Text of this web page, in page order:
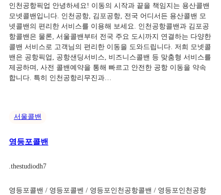
인천공항픽업 안녕하세요! 이동의 시작과 끝을 책임지는 용산콜밴
모넷콜밴입니다. 인천공항, 김포공항, 전국 어디서든 용산콜밴 모
넷콜밴의 편리한 서비스를 이용해 보세요. 인천공항콜밴과 김포공
항콜밴은 물론, 서울콜밴부터 전국 주요 도시까지 연결하는 다양한
콜밴 서비스로 고객님의 편리한 이동을 도와드립니다. 저희 모넷콜
밴은 공항픽업, 공항샌딩서비스, 비즈니스콜밴 등 맞춤형 서비스를
제공하며, 사전 콜밴예약을 통해 빠르고 안전한 공항 이동을 약속
합니다. 특히 인천공항리무진과…
서울콜밴
영등포콜밴
.thestudiodh7
영등포콜밴 / 영등포콜벤 / 영등포인천공항콜밴 / 영등포인천공항